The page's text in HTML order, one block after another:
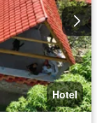
Hotel